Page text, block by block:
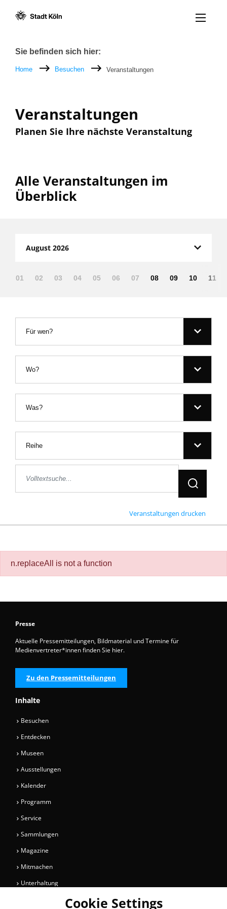
Menü
Breadcrumb
Sie befinden sich hier:
Home Besuchen Veranstaltungen
Veranstaltungen
Planen Sie Ihre nächste Veranstaltung
Alle Veranstaltungen im
Überblick
August 2026
01 02 03 04 05 06 07 08 09 10 11
Für wen?
Wo?
Was?
Reihe
Jetzt
Veranstaltungen drucken
n.replaceAll is not a function
Presse
Aktuelle Pressemitteilungen, Bildmaterial und Termine für
Medienvertreter*innen finden Sie hier.
Zu den Pressemitteilungen
Inhalte
Besuchen
Entdecken
Museen
Ausstellungen
Kalender
Programm
Service
Sammlungen
Magazine
Mitmachen
Unterhaltung
Cookie Settings